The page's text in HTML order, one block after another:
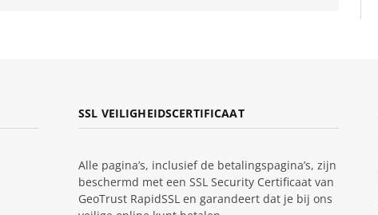
SSL VEILIGHEIDSCERTIFICAAT
Alle pagina’s, inclusief de betalingspagina’s, zijn
beschermd met een SSL Security Certificaat van
GeoTrust RapidSSL en garandeert dat je bij ons